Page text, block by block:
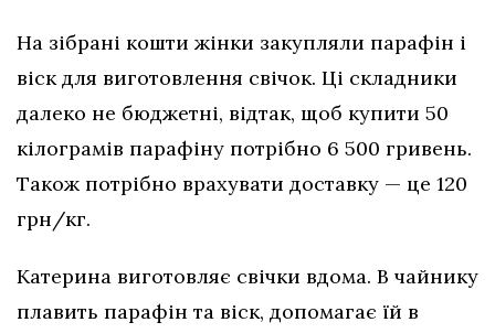
На зібрані кошти жінки закупляли парафін і
віск для виготовлення свічок. Ці складники
далеко не бюджетні, відтак, щоб купити 50
кілограмів парафіну потрібно 6 500 гривень.
Також потрібно врахувати доставку — це 120
грн/кг.
Катерина виготовляє свічки вдома. В чайнику
плавить парафін та віск, допомагає їй в